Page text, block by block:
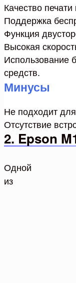
Качество
Поддержка
Функция
Высокая
Использование
средств.
Минусы
Не подходит
Отсутствие
2. Epson
Одной
из